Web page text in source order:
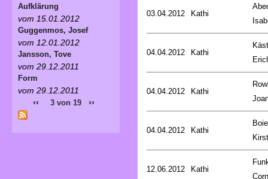
03.04.2012 Kathi
04.04.2012 Kathi
04.04.2012 Kathi
04.04.2012 Kathi
12.06.2012 Kathi
Aufklärung
vom 15.01.2012
Guggenmos, Josef
vom 12.01.2012
Jansson, Tove
vom 29.12.2011
Form
vom 29.12.2011
‹‹ 3 von 19 ››